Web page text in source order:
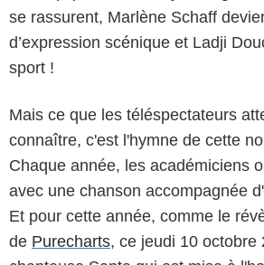
se rassurent, Marlène Schaff
d’expression scénique et Ladji
sport !
Mais ce que les téléspectateurs
connaître, c'est l'hymne de cette
Chaque année, les académiciens
avec une chanson accompagnée
Et pour cette année, comme le
de Purecharts, ce jeudi 10 octobre